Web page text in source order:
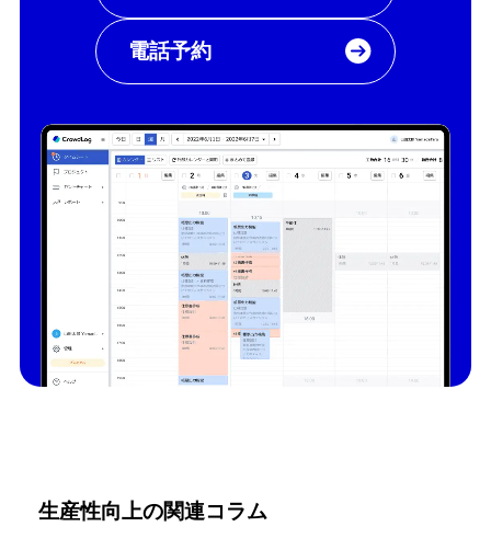
電話予約
生産性向上の関連コラム